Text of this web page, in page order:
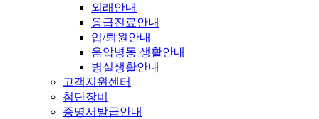
외래안내
응급진료안내
입/퇴원안내
음압병동 생활안내
병실생활안내
고객지원센터
첨단장비
증명서발급안내